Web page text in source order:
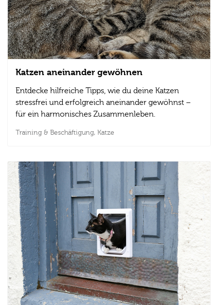
Katzen aneinander gewöhnen
Entdecke hilfreiche Tipps, wie du deine Katzen
stressfrei und erfolgreich aneinander gewöhnst –
für ein harmonisches Zusammenleben.
Training & Beschäftigung, Katze